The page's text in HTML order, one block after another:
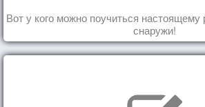
Вот у кого можно поучиться настоящему
снаружи!